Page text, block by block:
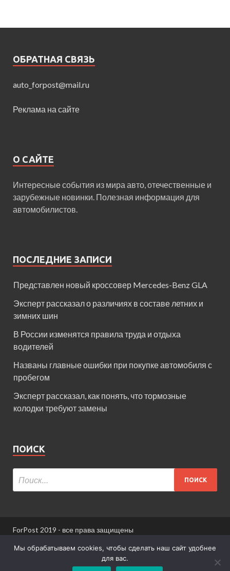
ОБРАТНАЯ СВЯЗЬ
auto_forpost@mail.ru
Реклама на сайте
О САЙТЕ
Интересные события из мира авто, отечественные и
зарубежные новинки. Полезная информация для
автомобилистов.
ПОСЛЕДНИЕ ЗАПИСИ
Представлен новый кроссовер Mercedes-Benz GLA
Эксперт рассказал о различиях в составе летних и
зимних шин
В России изменятся правила труда и отдыха
водителей
Названы главные ошибки при покупке автомобиля с
пробегом
Эксперт рассказал, как понять, что тормозные
колодки требуют замены
ПОИСК
ForPost 2019 - все права защищены
При использовании материалов сайта ссылка
Мы обрабатываем cookies, чтобы сделать наш сайт удобнее
для вас.